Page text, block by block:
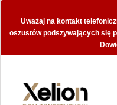
Uważaj na kontakt
oszustów podszywających się